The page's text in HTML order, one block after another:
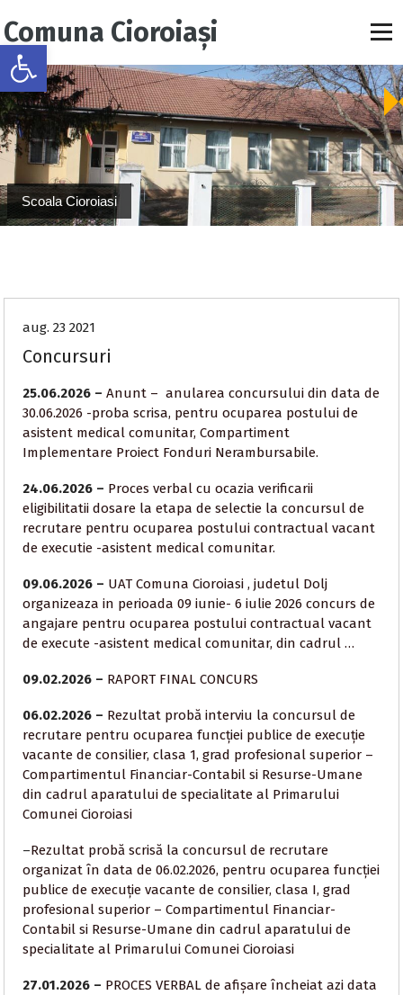
Deschide bara de unelte
a
r
l
a
c
o
ț
i
n
Comuna Cioroiaşi
Scoala Cioroiasi
aug. 23 2021
Concursuri
25.06.2026 – Anunt – anularea concursului din data de
30.06.2026 -proba scrisa, pentru ocuparea postului de
asistent medical comunitar, Compartiment
Implementare Proiect Fonduri Nerambursabile.
24.06.2026 – Proces verbal cu ocazia verificarii
eligibilitatii dosare la etapa de selectie la concursul de
recrutare pentru ocuparea postului contractual vacant
de executie -asistent medical comunitar.
09.06.2026 – UAT Comuna Cioroiasi , judetul Dolj
organizeaza in perioada 09 iunie- 6 iulie 2026 concurs de
angajare pentru ocuparea postului contractual vacant
de execute -asistent medical comunitar, din cadrul …
09.02.2026 – RAPORT FINAL CONCURS
06.02.2026 – Rezultat probă interviu la concursul de
recrutare pentru ocuparea funcției publice de execuție
vacante de consilier, clasa 1, grad profesional superior –
Compartimentul Financiar-Contabil si Resurse-Umane
din cadrul aparatului de specialitate al Primarului
Comunei Cioroiasi
–Rezultat probă scrisă la concursul de recrutare
organizat în data de 06.02.2026, pentru ocuparea funcției
publice de execuție vacante de consilier, clasa I, grad
profesional superior – Compartimentul Financiar-
Contabil si Resurse-Umane din cadrul aparatului de
specialitate al Primarului Comunei Cioroiasi
27.01.2026 – PROCES VERBAL de afișare încheiat azi data